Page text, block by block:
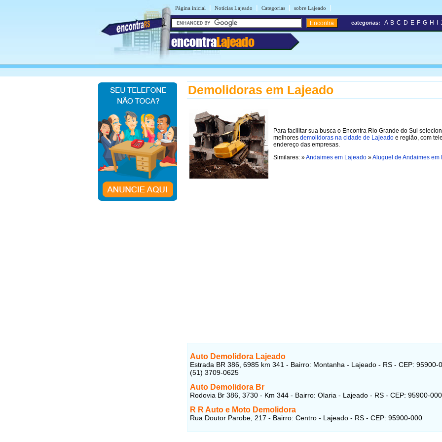
Página inicial | Notícias Lajeado | Categorias | sobre Lajeado |
encontraLajeado
categorias: A B C D E F G H
Demolidoras em Lajeado
Para facilitar sua busca o Encontra Rio Grande do Sul
melhores demolidoras na cidade de Lajeado e região, com
endereço das empresas.
Similares: »Andaimes em Lajeado »Aluguel de Andaimes em
Auto Demolidora Lajeado
Estrada BR 386, 6985 km 341 - Bairro: Montanha - Lajeado - RS - CEP: 95900-
(51) 3709-0625
Auto Demolidora Br
Rodovia Br 386, 3730 - Km 344 - Bairro: Olaria - Lajeado - RS - CEP: 95900-000
R R Auto e Moto Demolidora
Rua Doutor Parobe, 217 - Bairro: Centro - Lajeado - RS - CEP: 95900-000